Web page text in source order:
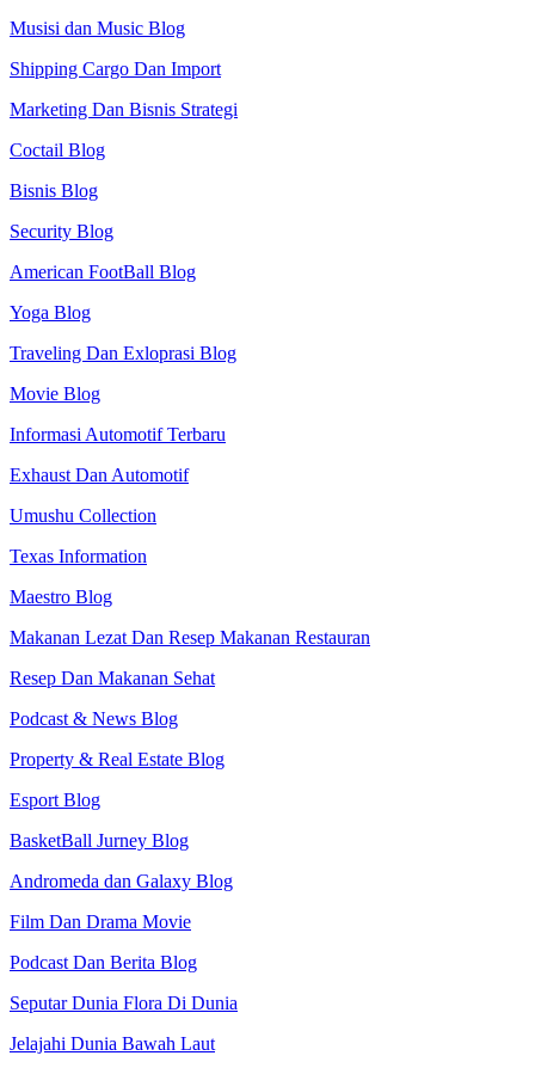
Musisi dan Music Blog
Shipping Cargo Dan Import
Marketing Dan Bisnis Strategi
Coctail Blog
Bisnis Blog
Security Blog
American FootBall Blog
Yoga Blog
Traveling Dan Exloprasi Blog
Movie Blog
Informasi Automotif Terbaru
Exhaust Dan Automotif
Umushu Collection
Texas Information
Maestro Blog
Makanan Lezat Dan Resep Makanan Restauran
Resep Dan Makanan Sehat
Podcast & News Blog
Property & Real Estate Blog
Esport Blog
BasketBall Jurney Blog
Andromeda dan Galaxy Blog
Film Dan Drama Movie
Podcast Dan Berita Blog
Seputar Dunia Flora Di Dunia
Jelajahi Dunia Bawah Laut